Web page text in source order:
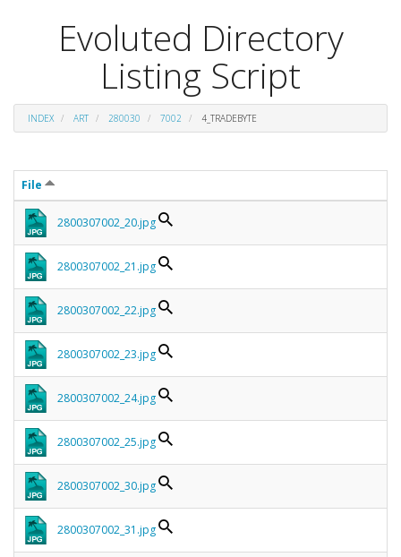
Evoluted Directory
Listing Script
INDEX ART 280030 7002 4_TRADEBYTE
File
2800307002_20.jpg
2800307002_21.jpg
2800307002_22.jpg
2800307002_23.jpg
2800307002_24.jpg
2800307002_25.jpg
2800307002_30.jpg
2800307002_31.jpg